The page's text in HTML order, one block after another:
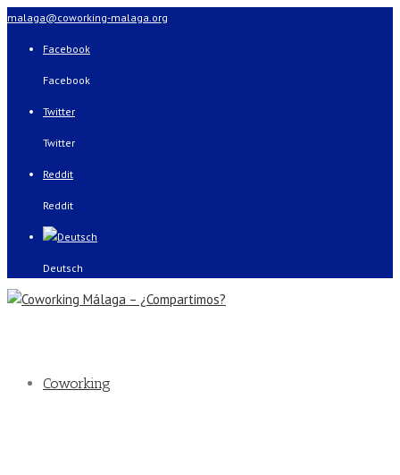
malaga@coworking-malaga.org
Facebook
Facebook
Twitter
Twitter
Reddit
Reddit
Deutsch
Coworking